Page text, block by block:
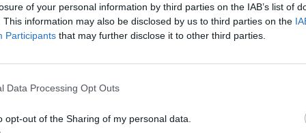
of your personal information by third parties on the IAB’s list of
This information may also be disclosed by us to third parties on the
Participants that may further disclose it to other third parties.
Data Processing Opt Outs
opt-out of the Sharing of my personal data.